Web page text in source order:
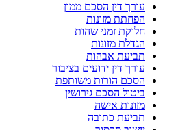
עורך דין הסכם ממון
הפחתת מזונות
חלוקת זמני שהות
הגדלת מזונות
תביעת אבהות
עורך דין ידועים בציבור
הסכם הורות משותפת
ביטול הסכם גירושין
מזונות אישה
תביעת כתובה